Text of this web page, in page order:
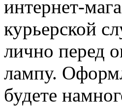
интернет-
курьерской
лично перед
лампу.
будете